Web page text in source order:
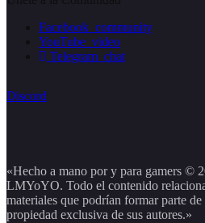
Facebook_community
YouTube_video
Telegram_chat
Discord
«Hecho a mano por y para gamers
LMYoYO. Todo el contenido
materiales que podrían formar parte
propiedad exclusiva de sus autores.»